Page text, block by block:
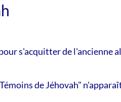
s'acquitter de
de Jéhovah"